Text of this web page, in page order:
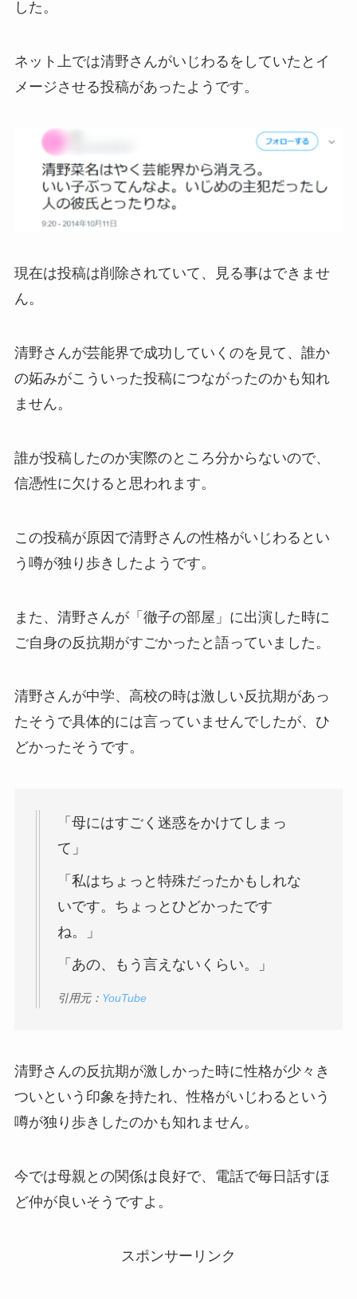
した。
ネット上では清野さんがいじわるをしていたとイ
メージさせる投稿があったようです。
現在は投稿は削除されていて、見る事はできませ
ん。
清野さんが芸能界で成功していくのを見て、誰か
の妬みがこういった投稿につながったのかも知れ
ません。
誰が投稿したのか実際のところ分からないので、
信憑性に欠けると思われます。
この投稿が原因で清野さんの性格がいじわるとい
う噂が独り歩きしたようです。
また、清野さんが「徹子の部屋」に出演した時に
ご自身の反抗期がすごかったと語っていました。
清野さんが中学、高校の時は激しい反抗期があっ
たそうで具体的には言っていませんでしたが、ひ
どかったそうです。
「母にはすごく迷惑をかけてしまっ
て」
「私はちょっと特殊だったかもしれな
いです。ちょっとひどかったです
ね。」
「あの、もう言えないくらい。」
引用元： YouTube
清野さんの反抗期が激しかった時に性格が少々き
ついという印象を持たれ、性格がいじわるという
噂が独り歩きしたのかも知れません。
今では母親との関係は良好で、電話で毎日話すほ
ど仲が良いそうですよ。
スポンサーリンク